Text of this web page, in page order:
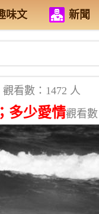
味文 新聞
觀看數：1472 人
多少愛情觀看